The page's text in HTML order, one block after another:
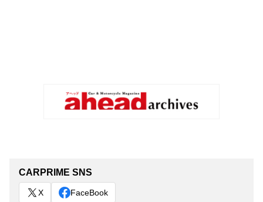
CARPRIME SNS
X FaceBook